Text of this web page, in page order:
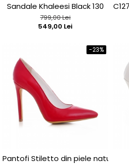
Sandale Khaleesi Black 130
799,00 Lei
549,00 Lei
-23%
Pantofi Stiletto din piele naturala